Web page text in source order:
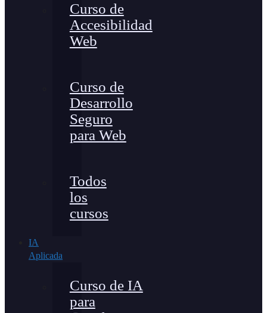
Curso de
Accesibilidad
Web
Curso de
Desarrollo
Seguro
para Web
Todos
los
cursos
IA
Aplicada
Curso de IA
para